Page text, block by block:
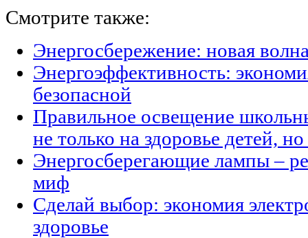
Смотрите также:
Энергосбережение: новая
Энергоэффективность:
безопасной
Правильное освещение
не только на здоровье детей,
Энергосберегающие лампы –
миф
Сделай выбор: экономия
здоровье